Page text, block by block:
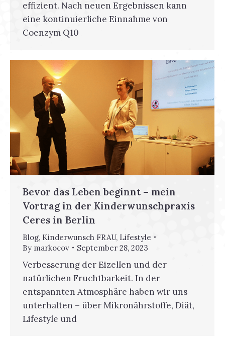
effizient. Nach neuen Ergebnissen kann
eine kontinuierliche Einnahme von
Coenzym Q10
Bevor das Leben beginnt – mein
Vortrag in der Kinderwunschpraxis
Ceres in Berlin
Blog, Kinderwunsch FRAU, Lifestyle
By markocov September 28, 2023
Verbesserung der Eizellen und der
natürlichen Fruchtbarkeit. In der
entspannten Atmosphäre haben wir uns
unterhalten – über Mikronährstoffe, Diät,
Lifestyle und